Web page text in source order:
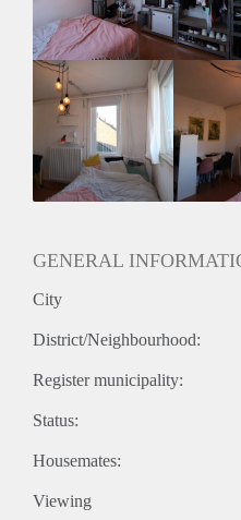
Momenteel zijn er 2 kamers
studentenhuis. Ideaal voor 2
GENERAL
City
District/Neighbourhood:
Register municipality:
Status:
Housemates:
Viewing